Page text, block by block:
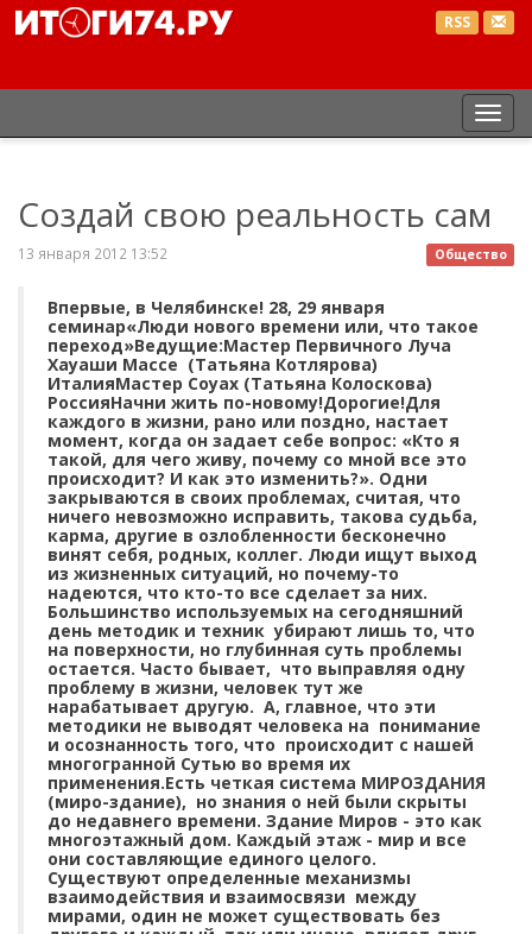
RSS
Создай свою реальность сам
Общество
13 января 2012 13:52
Впервые, в Челябинске! 28, 29 января
семинар«Люди нового времени или, что такое
переход»Ведущие:Мастер Первичного Луча
Хауаши Массе (Татьяна Котлярова)
ИталияМастер Соуах (Татьяна Колоскова)
РоссияНачни жить по-новому!Дорогие!Для
каждого в жизни, рано или поздно, настает
момент, когда он задает себе вопрос: «Кто я
такой, для чего живу, почему со мной все это
происходит? И как это изменить?». Одни
закрываются в своих проблемах, считая, что
ничего невозможно исправить, такова судьба,
карма, другие в озлобленности бесконечно
винят себя, родных, коллег. Люди ищут выход
из жизненных ситуаций, но почему-то
надеются, что кто-то все сделает за них.
Большинство используемых на сегодняшний
день методик и техник убирают лишь то, что
на поверхности, но глубинная суть проблемы
остается. Часто бывает, что выправляя одну
проблему в жизни, человек тут же
нарабатывает другую. А, главное, что эти
методики не выводят человека на понимание
и осознанность того, что происходит с нашей
многогранной Сутью во время их
применения.Есть четкая система МИРОЗДАНИЯ
(миро-здание), но знания о ней были скрыты
до недавнего времени. Здание Миров - это как
многоэтажный дом. Каждый этаж - мир и все
они составляющие единого целого.
Существуют определенные механизмы
взаимодействия и взаимосвязи между
мирами, один не может существовать без